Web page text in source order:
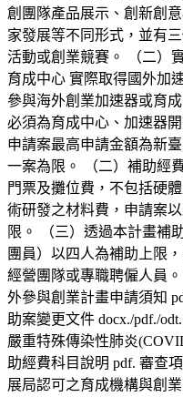
創團隊產品展示、創新創
家發展等不同形式，並有
活動或創業競賽。 （二）
育成中心 實際取得國外加
參與海外創業加速器或育
必須為育成中心、加速器
申請案最高申請金額為新
一案為限。 （二）補助經
門票及攤位費，不包括硬
術研發之材料費，申請案
限。 （三）透過本計畫補
團員）以四人為補助上限
經營團隊或專職聘僱人員
外參與創業計畫申請須知
助案變更文件 docx./pdf./
嚴重特殊傳染性肺炎
助經費科目說明 pdf. 審查
展局認可之育成機構與創